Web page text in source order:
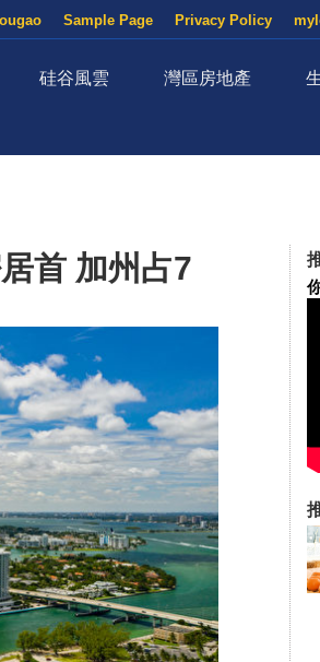
Privacy Policy
Sample Page
硅谷風雲 灣區房地產
首 加州占7